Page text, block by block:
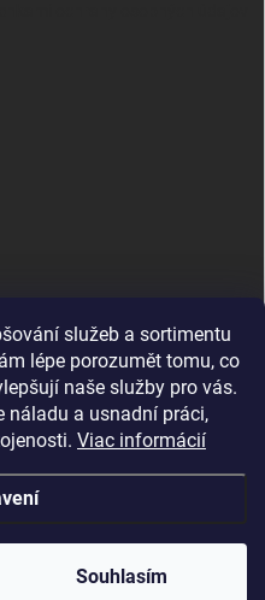
služeb a sortimentu
lépe porozumět tomu, co
naše služby pro vás.
náladu a usnadní práci,
Viac informácií
Souhlasím
vyhrazena.Upravit nastavení